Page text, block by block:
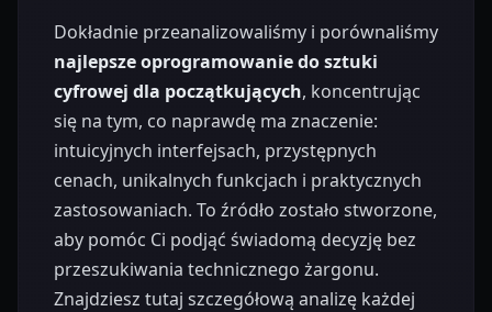
Dokładnie przeanalizowaliśmy i porównaliśmy
najlepsze oprogramowanie do sztuki
cyfrowej dla początkujących, koncentrując
się na tym, co naprawdę ma znaczenie:
intuicyjnych interfejsach, przystępnych
cenach, unikalnych funkcjach i praktycznych
zastosowaniach. To źródło zostało stworzone,
aby pomóc Ci podjąć świadomą decyzję bez
przeszukiwania technicznego żargonu.
Znajdziesz tutaj szczegółową analizę każdej